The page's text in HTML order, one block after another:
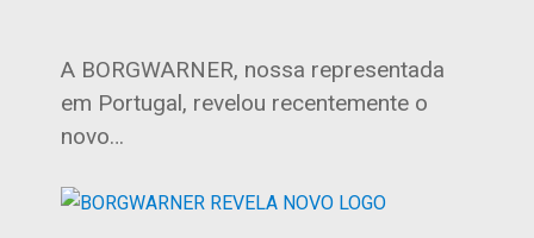
A BORGWARNER, nossa representada
em Portugal, revelou recentemente o
novo…